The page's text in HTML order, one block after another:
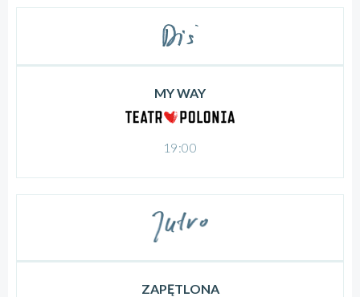
MY WAY
19:00
ZAPĘTLONA